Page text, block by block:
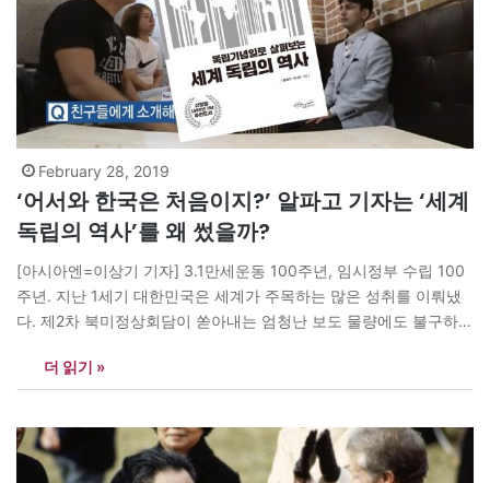
February 28, 2019
‘어서와 한국은 처음이지?’ 알파고 기자는 ‘세계
독립의 역사’를 왜 썼을까?
[아시아엔=이상기 기자] 3.1만세운동 100주년, 임시정부 수립 100
주년. 지난 1세기 대한민국은 세계가 주목하는 많은 성취를 이뤄냈
다. 제2차 북미정상회담이 쏟아내는 엄청난 보도 물량에도 불구하고
생중계를 보는 듯한 느낌이다. 그런데, 눈을 조금 밖으로 돌려보자.
우리는 먼나라는커녕 아니 가까운 동남아국가의 독립운동에 대해
더 읽기 »